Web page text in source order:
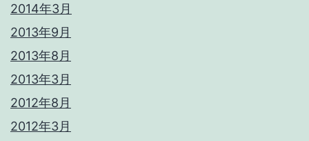
2014年3月
2013年9月
2013年8月
2013年3月
2012年8月
2012年3月